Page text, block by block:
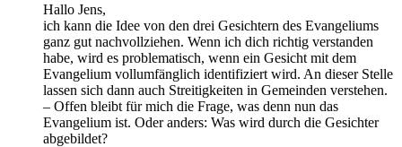
Hallo Jens,
ich kann die Idee von den drei Gesichtern des Evangeliums
ganz gut nachvollziehen. Wenn ich dich richtig verstanden
habe, wird es problematisch, wenn ein Gesicht mit dem
Evangelium vollumfänglich identifiziert wird. An dieser Stelle
lassen sich dann auch Streitigkeiten in Gemeinden verstehen.
– Offen bleibt für mich die Frage, was denn nun das
Evangelium ist. Oder anders: Was wird durch die Gesichter
abgebildet?